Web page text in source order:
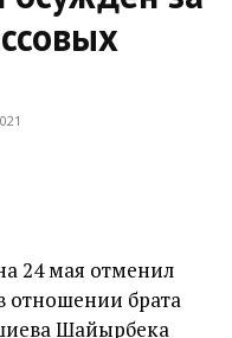
24 мая отменил
отношении брата
Шайырбека